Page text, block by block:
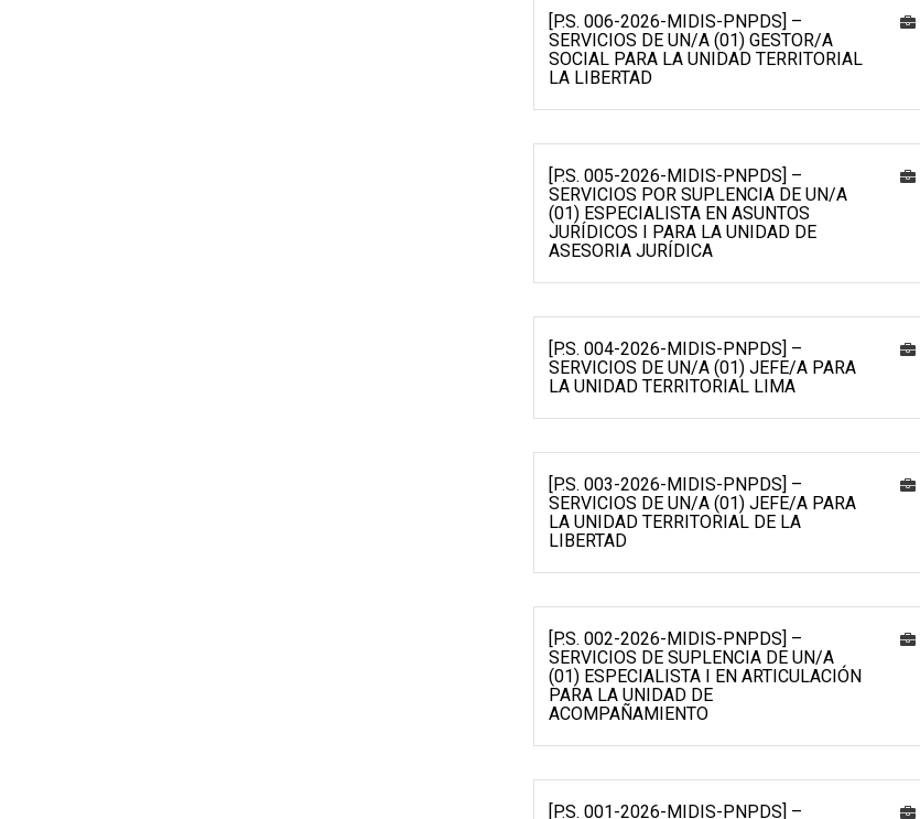
[P.S. 006-2026-MIDIS-PNPDS] –
SERVICIOS DE UN/A (01) GESTOR/A
SOCIAL PARA LA UNIDAD TERRITORIAL
LA LIBERTAD
[P.S. 005-2026-MIDIS-PNPDS] –
SERVICIOS POR SUPLENCIA DE UN/A
(01) ESPECIALISTA EN ASUNTOS
JURÍDICOS I PARA LA UNIDAD DE
ASESORIA JURÍDICA
[P.S. 004-2026-MIDIS-PNPDS] –
SERVICIOS DE UN/A (01) JEFE/A PARA
LA UNIDAD TERRITORIAL LIMA
[P.S. 003-2026-MIDIS-PNPDS] –
SERVICIOS DE UN/A (01) JEFE/A PARA
LA UNIDAD TERRITORIAL DE LA
LIBERTAD
[P.S. 002-2026-MIDIS-PNPDS] –
SERVICIOS DE SUPLENCIA DE UN/A
(01) ESPECIALISTA I EN ARTICULACIÓN
PARA LA UNIDAD DE
ACOMPAÑAMIENTO
[P.S. 001-2026-MIDIS-PNPDS] –